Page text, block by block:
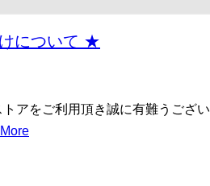
について ★
アをご利用頂き誠に有難うござい